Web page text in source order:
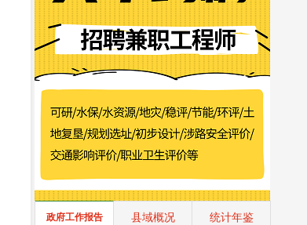
政府工作报告 县域概况
统计年鉴